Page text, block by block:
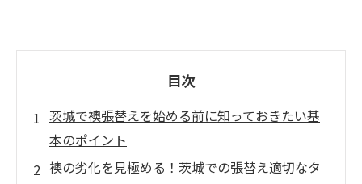
目次
茨城で襖張替えを始める前に知っておきたい基
本のポイント
襖の劣化を見極める！茨城での張替え適切なタ